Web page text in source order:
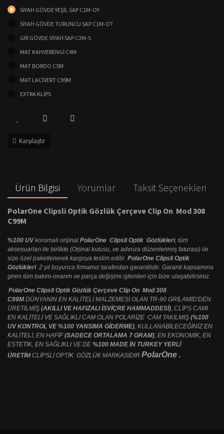
SİYAH GÖVDE YEŞİL SAP C1M-OY
SİYAH GÖVDE TURUNCU SAP C1M-OT
GRİ GÖVDE SİYAH SAP C3M-S
MAT KAHVERENGİ C4M
MAT BORDO C5M
MAT LACİVERT C99M
EXTRA KLİPS
Karşılaştır
Ürün Bilgisi Yorumlar Taksit Seçenekleri
PolarOne Clipsli Optik Gözlük Çerçeve Clip On Mod 308
C99M
%100 UVkorumalı orijinal PolarOne Clipsli Optik Gözlükleri, tüm
aksesuarları ile birlikte (Orjinal kutusu, ve adınıza düzenlenmiş faturası) ile
size özel paketlenerek kargoya teslim edilir. PolarOne Clipsli Optik
Gözlükleri 2 yıl boyunca firmamız tarafından garantilidir. Garanti kapsamına
giren tüm bakım-onarım ve parça değişimi işlemleri için bize ulaşabilirsiniz.
PolarOne Clipsli Optik Gözlük Çerçeve Clip On Mod 308
C99M DÜNYANIN EN KALİTELİ MALZEMESİ OLAN TR-90 GRİLAMİD'DEN
ÜRETİLMİŞ (AKILLI VE HAFIZALI İSVİÇRE HAMMADDESİ), CLİPS CAMI
EN KALİTELİ VE SAĞLIKLI CAM OLAN POLARİZE CAM TAKILMIŞ (%100
UV KONTROL VE %100 YANSIMA GİDERME), KULLANABİLECEĞİNİZ EN
KALİTELİ, EN HAFİF(SADECE ORTALAMA 7 GRAM), EN EKONOMİK, EN
ESTETİK, EN SAĞLIKLI VE DE %100 MADE İN TURKEY YERLİ
ÜRETİM CLİPSLİ OPTİK GÖZLÜK MARKASIDIR PolarOne .